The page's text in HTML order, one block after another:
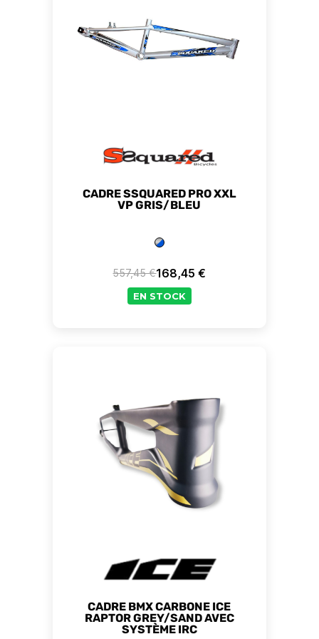
CADRE SSQUARED PRO XXL
VP GRIS/BLEU
Prix de base
557,45 € Prix
168,45 €
EN STOCK
CADRE BMX CARBONE ICE
RAPTOR GREY/SAND AVEC
SYSTÈME IRC